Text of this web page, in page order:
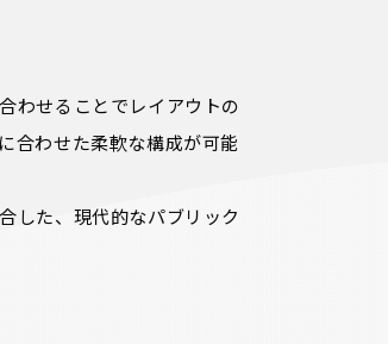
わせることでレイアウトの
合わせた柔軟な構成が可能
した、現代的なパブリック